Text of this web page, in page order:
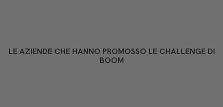
LE AZIENDE CHE HANNO PROMOSSO LE CHALLENGE DI
BOOM